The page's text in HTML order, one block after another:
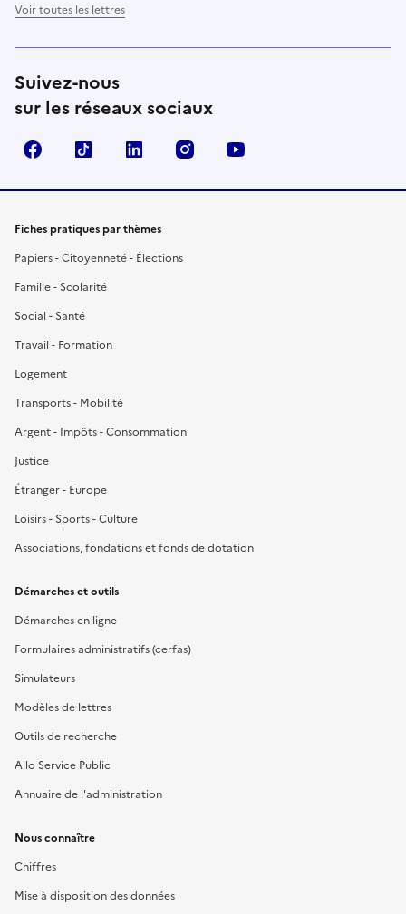
Voir toutes les lettres
Suivez-nous
sur les réseaux sociaux
FacebookTikTok LinkedIn Instagram
Fiches pratiques par thèmes
Papiers - Citoyenneté - Élections
Famille - Scolarité
Social - Santé
Travail - Formation
Logement
Transports - Mobilité
Argent - Impôts - Consommation
Justice
Étranger - Europe
Loisirs - Sports - Culture
Associations, fondations et fonds de dotation
Démarches et outils
Démarches en ligne
Formulaires administratifs (cerfas)
Simulateurs
Modèles de lettres
Outils de recherche
Allo Service Public
Annuaire de l'administration
Nous connaître
Chiffres
Mise à disposition des données